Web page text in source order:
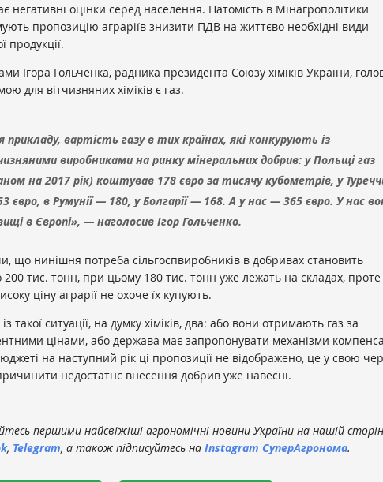
негативні оцінки серед населення. Натомість в Мінагрополітики
пропозицію аграріїв знизити ПДВ на життєво необхідні види
продукції.
Ігора Гольченка, радника президента Союзу хіміків України,
для вітчизняних хіміків є газ.
прикладу, вартість газу в тих країнах, які конкурують із
виробниками на ринку мінеральних добрив: у Польщі газ
на 2017 рік) коштував 178 євро за тисячу кубометрів, у
євро, в Румунії — 180, у Болгарії — 168. А у нас — 365 євро. У нас
в Європі», — наголосив Ігор Гольченко.
що нинішня потреба сільгоспвиробників в добривах становить
200 тис. тонн, при цьому 180 тис. тонн уже лежать на складах, проте
ціну аграрії не охоче їх купують.
такої ситуації, на думку хіміків, два: або вони отримають газ за
цінами, або держава має запропонувати механізми
на наступний рік ці пропозиції не відображено, це у свою
недостатнє внесення добрив уже навесні.
першими найсвіжіші агрономічні новини України на нашій
, Telegram, а також підписуйтесь на Instagram СуперАгронома.